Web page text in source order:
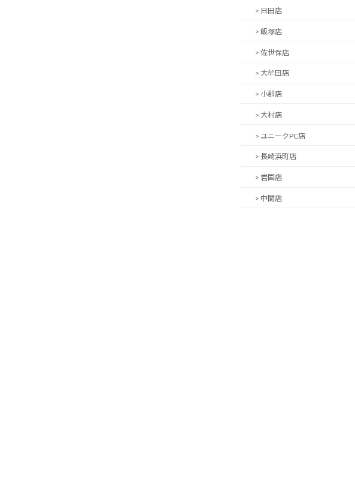
> 日田店
> 飯塚店
> 佐世保店
> 大牟田店
> 小郡店
> 大村店
> ユニークPC店
> 長崎浜町店
> 岩国店
> 中間店